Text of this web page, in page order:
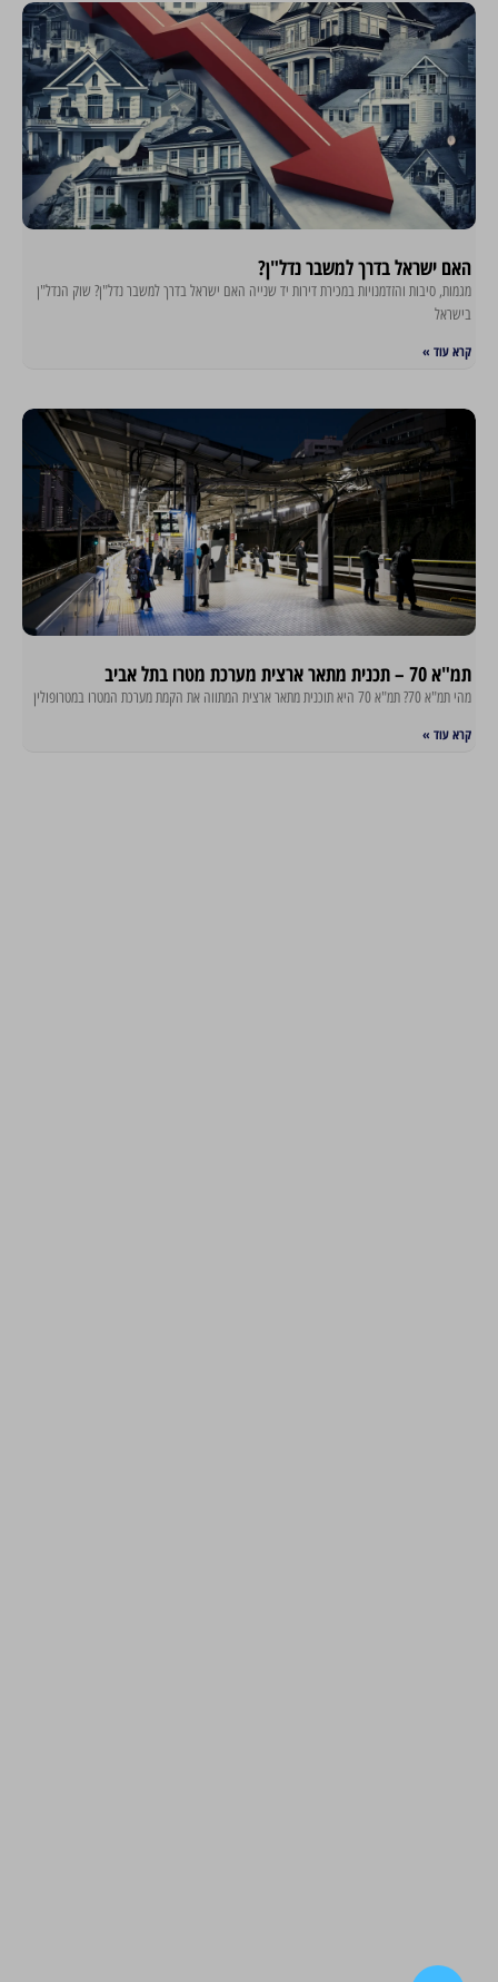
האם ישראל בדרך למשבר נדל"ן?
מגמות, סיבות והזדמנויות במכירת דירות יד שנייה האם ישראל בדרך למשבר נדל"ן? שוק הנדל"ן
בישראל
קרא עוד »
תמ"א 70 – תכנית מתאר ארצית מערכת מטרו בתל אביב
מהי תמ"א 70? תמ"א 70 היא תוכנית מתאר ארצית המתווה את הקמת מערכת המטרו במטרופולין
קרא עוד »